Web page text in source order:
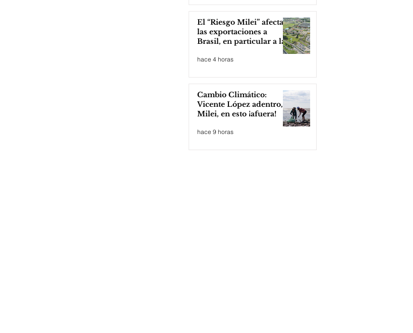
El “Riesgo Milei” afecta
las exportaciones a
Brasil, en particular a la
industria automotriz de
la provincia
hace 4 horas
Cambio Climático:
Vicente López adentro,
Milei, en esto ¡afuera!
hace 9 horas